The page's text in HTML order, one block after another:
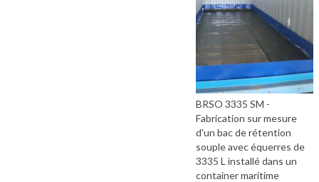
BRSO 3335 SM -
Fabrication sur mesure
d'un bac de rétention
souple avec équerres de
3335 L installé dans un
container maritime